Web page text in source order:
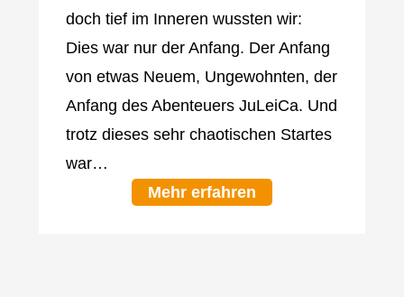
doch tief im Inneren wussten wir:
Dies war nur der Anfang. Der Anfang
von etwas Neuem, Ungewohnten, der
Anfang des Abenteuers JuLeiCa. Und
trotz dieses sehr chaotischen Startes
war…
Mehr erfahren